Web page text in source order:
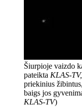
Šiurpioje vaizdo
pateikta KLAS-TV,
priekinius
baigs jos
KLAS-TV)